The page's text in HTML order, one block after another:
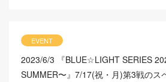
EVENT
2023/6/3
『BLUE☆LIGHT SERIES
SUMMER〜』7/17(祝・月)第3戦のス